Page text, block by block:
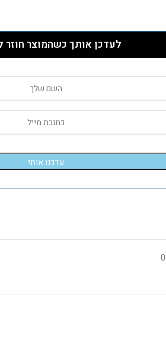
לעדכן אותך כשהמוצר חוזר
עדכנו אותי